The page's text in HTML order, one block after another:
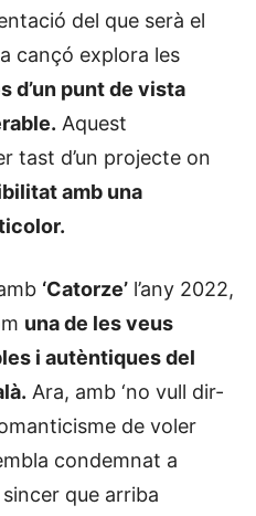
del que serà el
cançó explora les
d’un punt de vista
Aquest
tast d’un projecte on
amb una
‘Catorze’ l’any 2022,
una de les veus
i autèntiques del
Ara, amb ‘no vull dir-
de voler
condemnat a
que arriba